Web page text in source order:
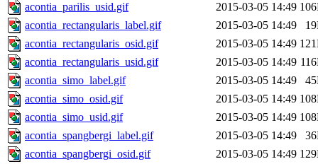
acontia_parilis_usid.gif
2015-03-05 14:49
acontia_rectangularis_label.gif
2015-03-05 14:49
acontia_rectangularis_osid.gif
2015-03-05 14:49
acontia_rectangularis_usid.gif
2015-03-05 14:49
acontia_simo_label.gif
2015-03-05 14:49
acontia_simo_osid.gif
2015-03-05 14:49
acontia_simo_usid.gif
2015-03-05 14:49
acontia_spangbergi_label.gif
2015-03-05 14:49
acontia_spangbergi_osid.gif
2015-03-05 14:49